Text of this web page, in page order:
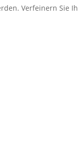
Verfeinern Sie